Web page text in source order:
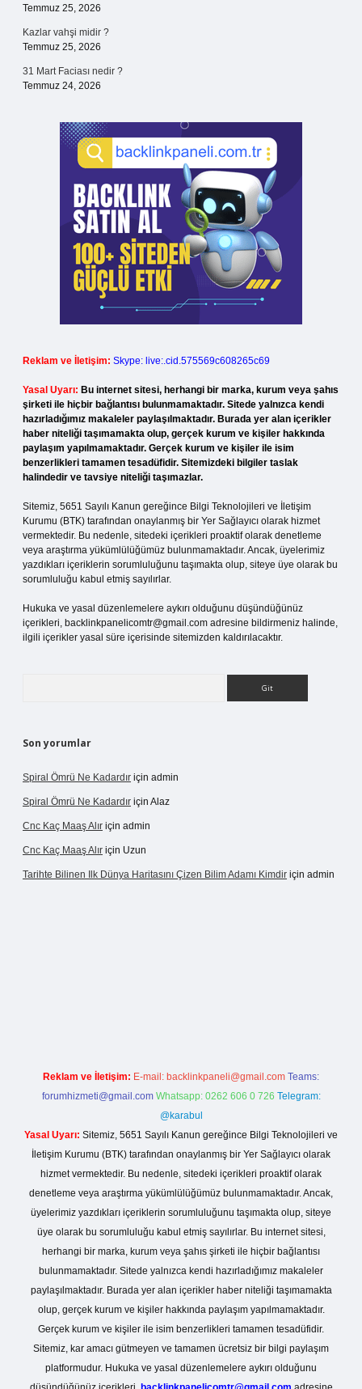
Temmuz 25, 2026
Kazlar vahşi midir ?
Temmuz 25, 2026
31 Mart Faciası nedir ?
Temmuz 24, 2026
Reklam ve İletişim: Skype: live:.cid.575569c608265c69
Yasal Uyarı: Bu internet sitesi, herhangi bir marka, kurum veya şahıs
şirketi ile hiçbir bağlantısı bulunmamaktadır. Sitede yalnızca kendi
hazırladığımız makaleler paylaşılmaktadır. Burada yer alan içerikler
haber niteliği taşımamakta olup, gerçek kurum ve kişiler hakkında
paylaşım yapılmamaktadır. Gerçek kurum ve kişiler ile isim
benzerlikleri tamamen tesadüfidir. Sitemizdeki bilgiler taslak
halindedir ve tavsiye niteliği taşımazlar.
Sitemiz, 5651 Sayılı Kanun gereğince Bilgi Teknolojileri ve İletişim
Kurumu (BTK) tarafından onaylanmış bir Yer Sağlayıcı olarak hizmet
vermektedir. Bu nedenle, sitedeki içerikleri proaktif olarak denetleme
veya araştırma yükümlülüğümüz bulunmamaktadır. Ancak, üyelerimiz
yazdıkları içeriklerin sorumluluğunu taşımakta olup, siteye üye olarak bu
sorumluluğu kabul etmiş sayılırlar.
Hukuka ve yasal düzenlemelere aykırı olduğunu düşündüğünüz
içerikleri, backlinkpanelicomtr@gmail.com adresine bildirmeniz halinde,
ilgili içerikler yasal süre içerisinde sitemizden kaldırılacaktır.
Son yorumlar
Spiral Ömrü Ne Kadardır için admin
Spiral Ömrü Ne Kadardır için Alaz
Cnc Kaç Maaş Alır için admin
Cnc Kaç Maaş Alır için Uzun
Tarihte Bilinen Ilk Dünya Haritasını Çizen Bilim Adamı Kimdir için admin
Reklam ve İletişim: E-mail: backlinkpaneli@gmail.com Teams:
forumhizmeti@gmail.com Whatsapp: 0262 606 0 726 Telegram:
@karabul
Yasal Uyarı: Sitemiz, 5651 Sayılı Kanun gereğince Bilgi Teknolojileri ve
İletişim Kurumu (BTK) tarafından onaylanmış bir Yer Sağlayıcı olarak
hizmet vermektedir. Bu nedenle, sitedeki içerikleri proaktif olarak
denetleme veya araştırma yükümlülüğümüz bulunmamaktadır. Ancak,
üyelerimiz yazdıkları içeriklerin sorumluluğunu taşımakta olup, siteye
üye olarak bu sorumluluğu kabul etmiş sayılırlar. Bu internet sitesi,
herhangi bir marka, kurum veya şahıs şirketi ile hiçbir bağlantısı
bulunmamaktadır. Sitede yalnızca kendi hazırladığımız makaleler
paylaşılmaktadır. Burada yer alan içerikler haber niteliği taşımamakta
olup, gerçek kurum ve kişiler hakkında paylaşım yapılmamaktadır.
Gerçek kurum ve kişiler ile isim benzerlikleri tamamen tesadüfidir.
Sitemiz, kar amacı gütmeyen ve tamamen ücretsiz bir bilgi paylaşım
platformudur. Hukuka ve yasal düzenlemelere aykırı olduğunu